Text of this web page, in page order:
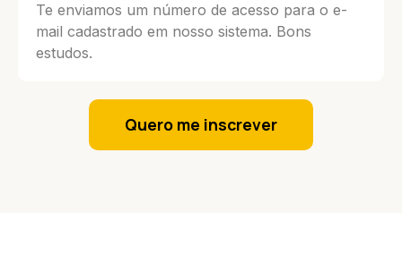
Te enviamos um número de acesso para o e-
mail cadastrado em nosso sistema. Bons
estudos.
Quero me inscrever